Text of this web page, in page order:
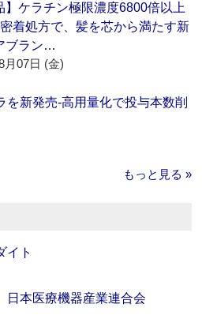
】ケラチン極限濃度6800倍以上
着処方で、髪を芯から満たす新
ブラン…
月07日 (金)
を新発売‐高用量化で投与本数削
もっと見る »
イト
本医療機器産業連合会